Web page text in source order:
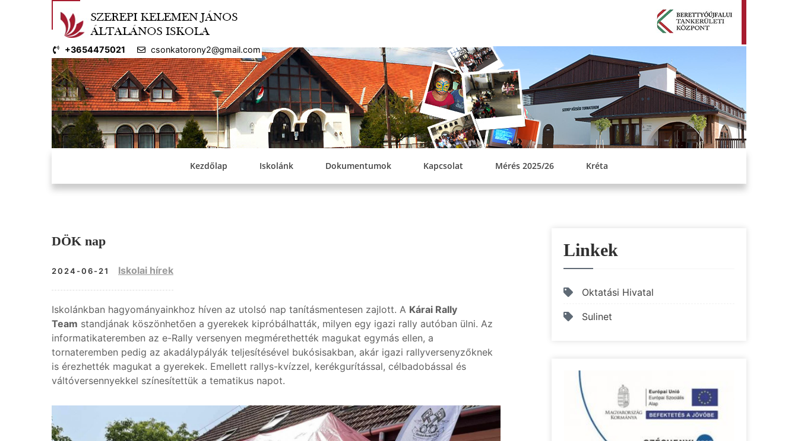
+3654475021 csonkatorony2@gmail.com
SZEREPI KELEMEN JÁNOS
ÁLTALÁNOS ISKOLA
Kezdőlap Iskolánk Dokumentumok Kapcsolat Mérés 2025/26 Kréta
DÖK nap
2024-06-21 Iskolai hírek
Iskolánkban hagyományainkhoz híven az utolsó nap tanításmentesen zajlott. A Kárai Rally
Team standjának köszönhetően a gyerekek kipróbálhatták, milyen egy igazi rally autóban ülni. Az
informatikateremben az e-Rally versenyen megmérethették magukat egymás ellen, a
tornateremben pedig az akadálypályák teljesítésével bukósisakban, akár igazi rallyversenyzőknek
is érezhették magukat a gyerekek. Emellett rallys-kvízzel, kerékgurítással, célbadobással és
váltóversennyekkel színesítettük a tematikus napot.
Linkek
Oktatási Hivatal
Sulinet